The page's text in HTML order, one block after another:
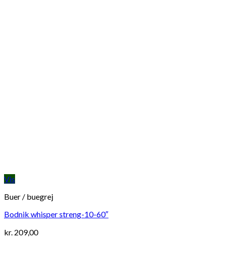
Vis
Buer / buegrej
Bodnik whisper streng-10-60″
kr. 209,00